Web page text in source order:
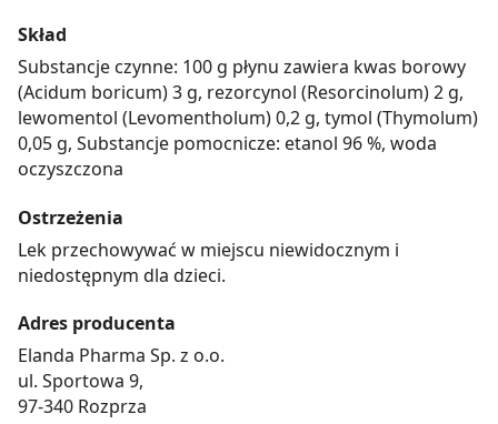
Skład
Substancje czynne: 100 g płynu zawiera kwas borowy
(Acidum boricum) 3 g, rezorcynol (Resorcinolum) 2 g,
lewomentol (Levomentholum) 0,2 g, tymol (Thymolum)
0,05 g, Substancje pomocnicze: etanol 96 %, woda
oczyszczona
Ostrzeżenia
Lek przechowywać w miejscu niewidocznym i
niedostępnym dla dzieci.
Adres producenta
Elanda Pharma Sp. z o.o.
ul. Sportowa 9,
97-340 Rozprza